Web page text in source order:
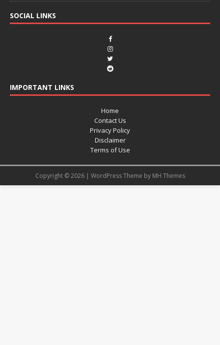
SOCIAL LINKS
IMPORTANT LINKS
Home
Contact Us
Privacy Policy
Disclaimer
Terms of Use
Copyright © 2026 | WordPress Theme by MH Themes